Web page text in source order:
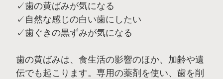
✓歯の黄ばみが気になる
✓自然な感じの白い歯にしたい
✓歯ぐきの黒ずみが気になる
歯の黄ばみは、食生活の影響のほか、加齢や遺
伝でも起こります。専用の薬剤を使い、歯を削